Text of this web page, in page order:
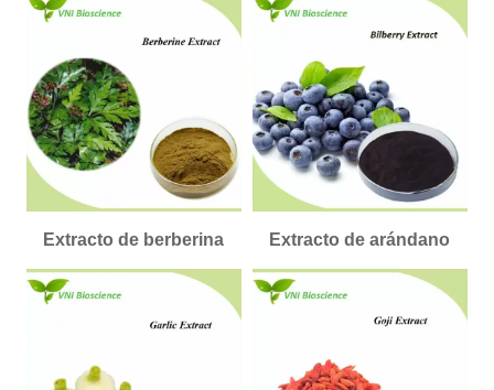
Extracto de berberina Extracto de arándano